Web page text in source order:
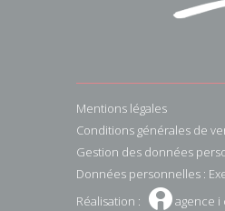
Mentions légales
Conditions générales de
Gestion des données
Données personnelles :
Réalisation : Wagence i